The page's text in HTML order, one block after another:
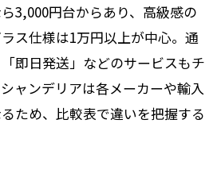
3,000円台からあり、高級感の
ス仕様は1万円以上が中心。通
即日発送」などのサービスもチ
ャンデリアは各メーカーや輸入
ため、比較表で違いを把握する